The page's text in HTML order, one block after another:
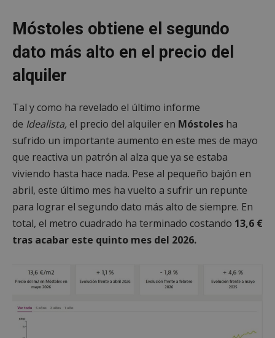
Móstoles obtiene el segundo
dato más alto en el precio del
alquiler
Tal y como ha revelado el último informe
de Idealista, el precio del alquiler en Móstoles ha
sufrido un importante aumento en este mes de mayo
que reactiva un patrón al alza que ya se estaba
viviendo hasta hace nada. Pese al pequeño bajón en
abril, este último mes ha vuelto a sufrir un repunte
para lograr el segundo dato más alto de siempre. En
total, el metro cuadrado ha terminado costando 13,6 €
tras acabar este quinto mes del 2026.